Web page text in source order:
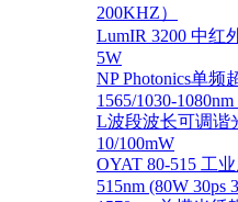
200KHZ）
LumIR 3200 中红
5W
NP Photonics单频
1565/1030-
L波段波长可调谐
10/100mW
OYAT 80-515 工
515nm (80W 30ps